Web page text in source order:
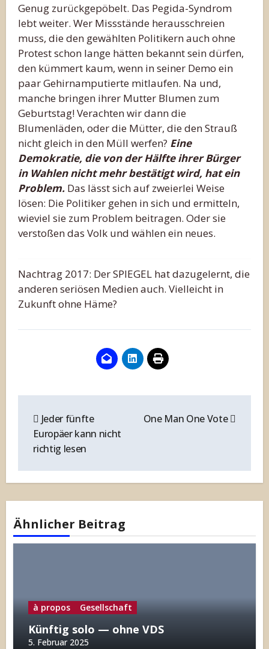
Genug zurückgepöbelt. Das Pegida-Syndrom
lebt weiter. Wer Missstände herausschreien
muss, die den gewählten Politikern auch ohne
Protest schon lange hätten bekannt sein dürfen,
den kümmert kaum, wenn in seiner Demo ein
paar Gehirnamputierte mitlaufen. Na und,
manche bringen ihrer Mutter Blumen zum
Geburtstag! Verachten wir dann die
Blumenläden, oder die Mütter, die den Strauß
nicht gleich in den Müll werfen? Eine
Demokratie, die von der Hälfte ihrer Bürger
in Wahlen nicht mehr bestätigt wird, hat ein
Problem.Das lässt sich auf zweierlei Weise
lösen: Die Politiker gehen in sich und ermitteln,
wieviel sie zum Problem beitragen. Oder sie
verstoßen das Volk und wählen ein neues.
Nachtrag 2017: Der SPIEGEL hat dazugelernt, die
anderen seriösen Medien auch. Vielleicht in
Zukunft ohne Häme?
Jeder fünfte
Europäer kann nicht
richtig lesen
One Man One Vote
Ähnlicher Beitrag
à propos Gesellschaft
Künftig solo — ohne VDS
5. Februar 2025